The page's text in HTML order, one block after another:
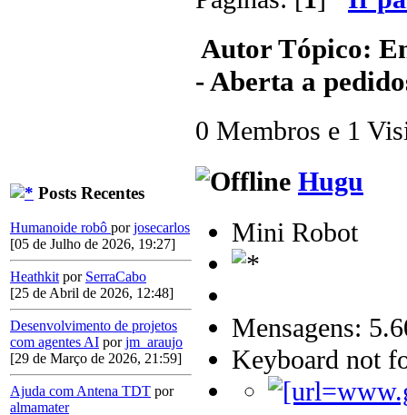
Posts Recentes
Humanoide robô porjosecarlos
[05 de Julho de 2026, 19:27]
Heathkit por SerraCabo
[25 de Abril de 2026, 12:48]
Desenvolvimento de projetos
com agentes AI porjm_araujo
[29 de Março de 2026, 21:59]
Ajuda com Antena TDT por
almamater
AutorTópico:
- Aberta a
0 Membros e 1
Hugu
Mini Robot
Mensagens:
Keyboard not